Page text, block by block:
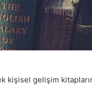
kişisel gelişim